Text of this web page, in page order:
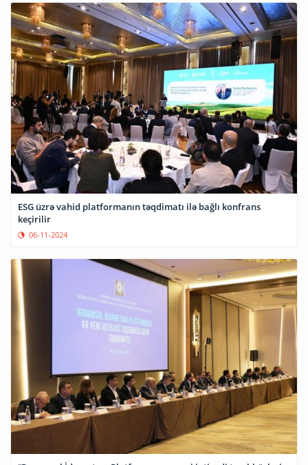
ESG üzrə vahid platformanın təqdimatı ilə bağlı konfrans
keçirilir
06-11-2024